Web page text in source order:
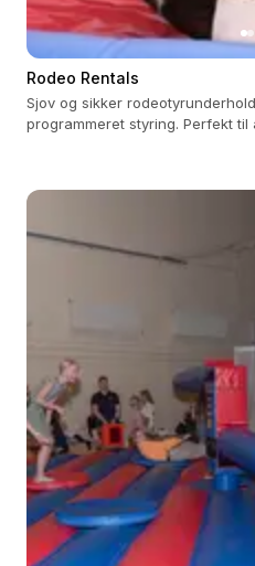
Rodeo Rentals
Sjov og sikker
programmeret styring. Perfekt